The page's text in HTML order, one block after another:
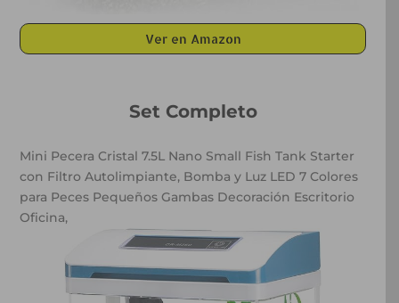
Ver en Amazon
Set Completo
Mini Pecera Cristal 7.5L Nano Small Fish Tank Starter
con Filtro Autolimpiante, Bomba y Luz LED 7 Colores
para Peces Pequeños Gambas Decoración Escritorio
Oficina,